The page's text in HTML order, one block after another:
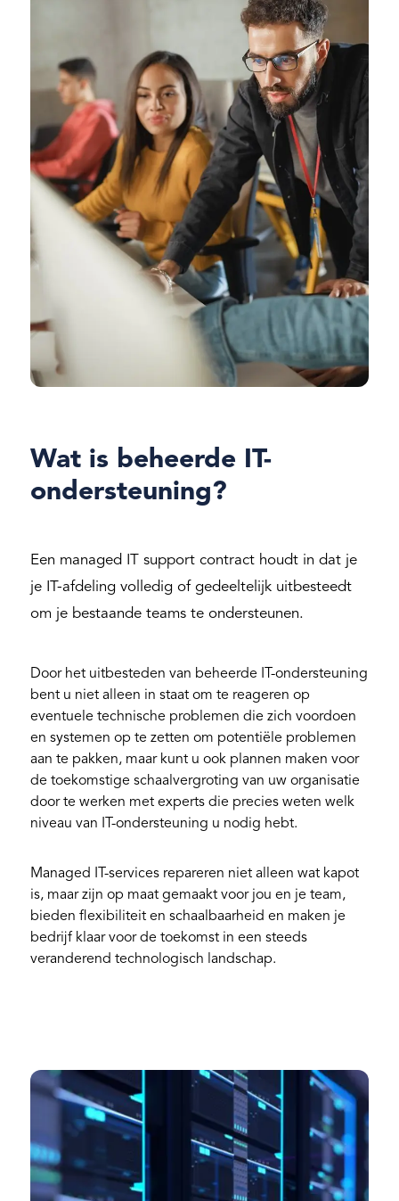
Wat is beheerde IT-
ondersteuning?
Een managed IT support contract houdt in dat je
je IT-afdeling volledig of gedeeltelijk uitbesteedt
om je bestaande teams te ondersteunen.
Door het uitbesteden van beheerde IT-ondersteuning
bent u niet alleen in staat om te reageren op
eventuele technische problemen die zich voordoen
en systemen op te zetten om potentiële problemen
aan te pakken, maar kunt u ook plannen maken voor
de toekomstige schaalvergroting van uw organisatie
door te werken met experts die precies weten welk
niveau van IT-ondersteuning u nodig hebt.
Managed IT-services repareren niet alleen wat kapot
is, maar zijn op maat gemaakt voor jou en je team,
bieden flexibiliteit en schaalbaarheid en maken je
bedrijf klaar voor de toekomst in een steeds
veranderend technologisch landschap.